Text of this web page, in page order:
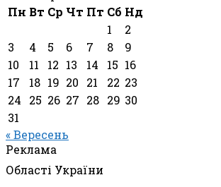
Пн Вт Ср Чт Пт Сб Нд
1
2
3
4 5 6 7 8
9
10
11 12 13 14 15 16
17
18 19 20 21 22 23
24
25 26 27 28 29 30
31
« Вересень
Реклама
Області України